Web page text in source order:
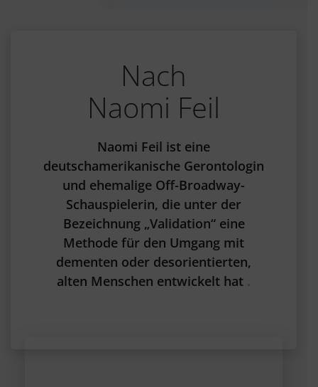
Nach
Naomi Feil
Naomi Feil ist eine
deutschamerikanische Gerontologin
und ehemalige Off-Broadway-
Schauspielerin, die unter der
Bezeichnung „Validation“ eine
Methode für den Umgang mit
dementen oder desorientierten,
alten Menschen entwickelt hat .